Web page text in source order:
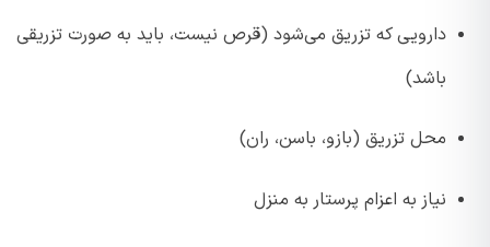
دارویی که تزریق می‌شود (قرص نیست، باید به صورت تزریقی
باشد)
محل تزریق (بازو، باسن، ران)
نیاز به اعزام پرستار به منزل